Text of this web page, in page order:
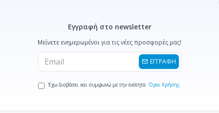
Εγγραφή στο newsletter
Μείνετε ενημερωμένοι για τις νέες προσφορές μας!
ΕΓΓΡΑΦΗ
Έχω διαβάσει και συμφωνώ με την ενότητα Όροι Χρήσης